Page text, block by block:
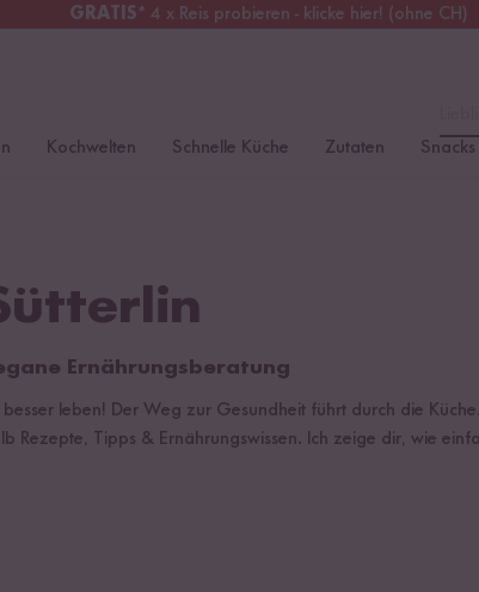
GRATIS* 4 x Reis probieren - klicke hier! (ohne CH)
Kostenloser Versand
Kochwelten Schnelle Küche Zutaten Snacks
Ernährungsberatung
besser leben! Der Weg zur Gesundheit führt durch die
Rezepte, Tipps & Ernährungswissen. Ich zeige dir, wie